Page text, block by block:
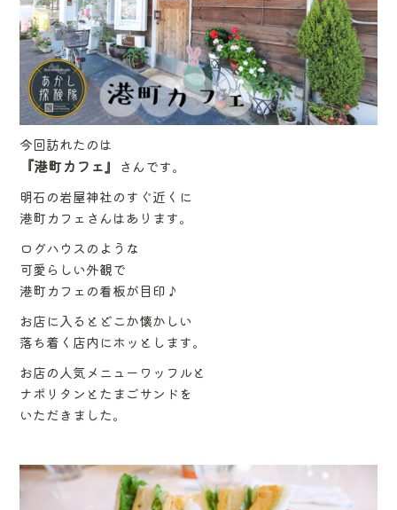
今回訪れたのは
『港町カフェ』
さんです。
明石の岩屋神社のすぐ近くに
港町カフェさんはあります。
ログハウスのような
可愛らしい外観で
港町カフェの看板が目印♪
お店に入るとどこか懐かしい
落ち着く店内にホッとします。
お店の人気メニューワッフルと
ナポリタンとたまごサンドを
いただきました。